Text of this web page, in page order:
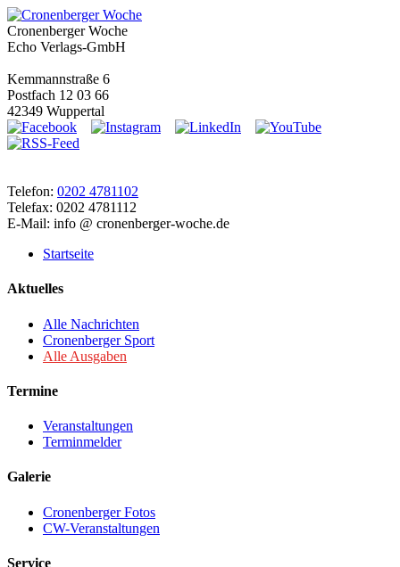
Cronenberger Woche
Echo Verlags-GmbH
Kemmannstraße 6
Postfach 12 03 66
42349 Wuppertal
Telefon: 0202 4781102
Telefax: 0202 4781112
E-Mail: info @ cronenberger-woche.de
Startseite
Aktuelles
Alle Nachrichten
Cronenberger Sport
Alle Ausgaben
Termine
Veranstaltungen
Terminmelder
Galerie
Cronenberger Fotos
CW-Veranstaltungen
Service